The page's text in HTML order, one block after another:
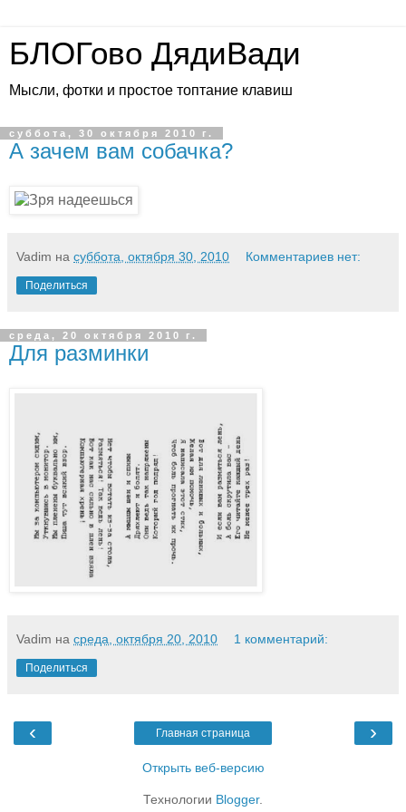
БЛОГово ДядиВади
Мысли, фотки и простое топтание клавиш
суббота, 30 октября 2010 г.
А зачем вам собачка?
Vadim на суббота, октября 30, 2010 Комментариев нет:
Поделиться
среда, 20 октября 2010 г.
Для разминки
Vadim на среда, октября 20, 2010 1 комментарий:
Поделиться
‹ ›
Главная страница
Открыть веб-версию
Технологии Blogger.